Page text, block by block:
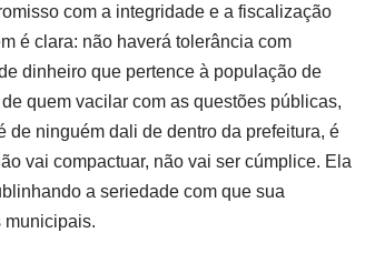
com a integridade e a fiscalização
é clara: não haverá tolerância com
dinheiro que pertence à população de
quem vacilar com as questões públicas,
ninguém dali de dentro da prefeitura, é
vai compactuar, não vai ser cúmplice. Ela
a seriedade com que sua
municipais.